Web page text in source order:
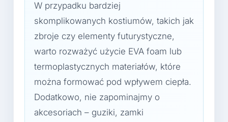
W przypadku bardziej
skomplikowanych kostiumów, takich jak
zbroje czy elementy futurystyczne,
warto rozważyć użycie EVA foam lub
termoplastycznych materiałów, które
można formować pod wpływem ciepła.
Dodatkowo, nie zapominajmy o
akcesoriach – guziki, zamki